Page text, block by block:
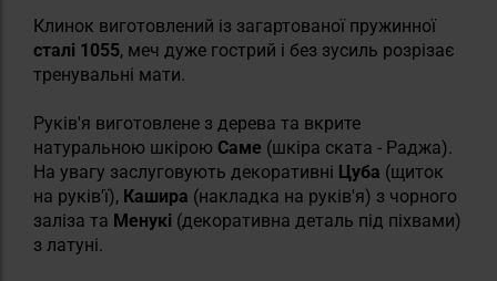
Клинок виготовлений із загартованої пружинної
сталі 1055, меч дуже гострий і без зусиль розрізає
тренувальні мати.
Руків'я виготовлене з дерева та вкрите
натуральною шкірою Саме (шкіра ската - Раджа).
На увагу заслуговують декоративні Цуба (щиток
на руків'ї), Кашира (накладка на руків'я) з чорного
заліза та Менукі (декоративна деталь під піхвами)
з латуні.